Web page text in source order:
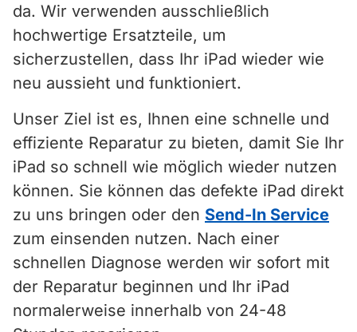
da. Wir verwenden ausschließlich
hochwertige Ersatzteile, um
sicherzustellen, dass Ihr iPad wieder wie
neu aussieht und funktioniert.
Unser Ziel ist es, Ihnen eine schnelle und
effiziente Reparatur zu bieten, damit Sie Ihr
iPad so schnell wie möglich wieder nutzen
können. Sie können das defekte iPad direkt
zu uns bringen oder den Send-In Service
zum einsenden nutzen. Nach einer
schnellen Diagnose werden wir sofort mit
der Reparatur beginnen und Ihr iPad
normalerweise innerhalb von 24-48